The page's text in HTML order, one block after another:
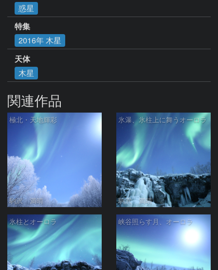
惑星
特集
2016年 木星
天体
木星
関連作品
極北・天地輝彩
駒沢 満晴
氷瀑、氷柱上に舞うオーロラ
駒沢 満晴
氷柱とオーロラ 峡谷照らす月、オーロラ